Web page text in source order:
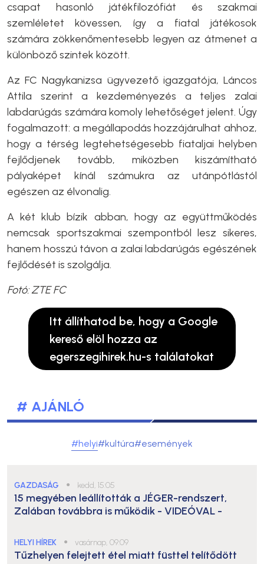
csapat hasonló játékfilozófiát és szakmai
szemléletet kövessen, így a fiatal játékosok
számára zökkenőmentesebb legyen az átmenet a
különböző szintek között.
Az FC Nagykanizsa ügyvezető igazgatója, Láncos
Attila szerint a kezdeményezés a teljes zalai
labdarúgás számára komoly lehetőséget jelent. Úgy
fogalmazott: a megállapodás hozzájárulhat ahhoz,
hogy a térség legtehetségesebb fiataljai helyben
fejlődjenek tovább, miközben kiszámítható
pályaképet kínál számukra az utánpótlástól
egészen az élvonalig.
A két klub bízik abban, hogy az együttműködés
nemcsak sportszakmai szempontból lesz sikeres,
hanem hosszú távon a zalai labdarúgás egészének
fejlődését is szolgálja.
Fotó: ZTE FC
Itt állíthatod be, hogy a Google
kereső elöl hozza az
egerszegihirek.hu-s találatokat
# AJÁNLÓ
#helyi#kultúra#események
GAZDASÁG ● kedd, 15:05
15 megyében leállították a JÉGER-rendszert,
Zalában továbbra is működik - VIDEÓVAL -
HELYI HÍREK ● vasárnap, 09:09
Tűzhelyen felejtett étel miatt füsttel telítődött